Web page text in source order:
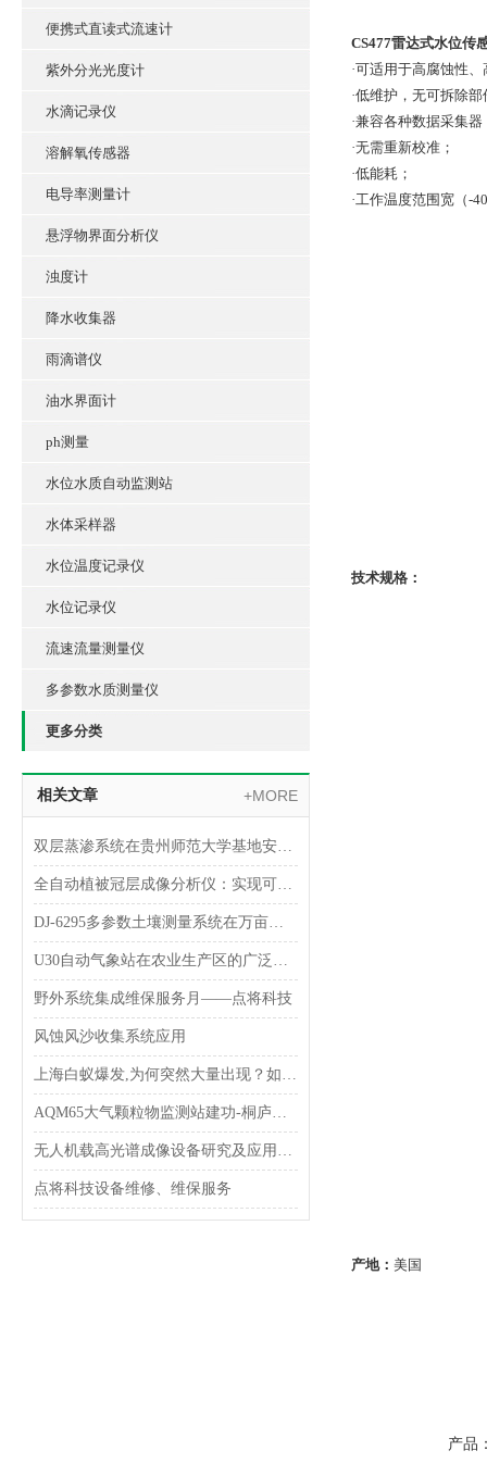
便携式直读式流速计
紫外分光光度计
水滴记录仪
溶解氧传感器
电导率测量计
悬浮物界面分析仪
浊度计
降水收集器
雨滴谱仪
油水界面计
ph测量
水位水质自动监测站
水体采样器
水位温度记录仪
水位记录仪
流速流量测量仪
多参数水质测量仪
更多分类
相关文章 +MORE
双层蒸渗系统在贵州师范大学基地安装完成
全自动植被冠层成像分析仪：实现可持续发展的关键工具
DJ-6295多参数土壤测量系统在万亩人工“草海”的应用
U30自动气象站在农业生产区的广泛应用
野外系统集成维保服务月——点将科技
风蚀风沙收集系统应用
上海白蚁爆发,为何突然大量出现？如何消杀？
AQM65大气颗粒物监测站建功-桐庐实现乡村PM2.5监测全覆盖
无人机载高光谱成像设备研究及应用进展
点将科技设备维修、维保服务
CS477雷达式水位传
·可适用于高腐蚀性
·低维护，无可拆除
·兼容各种数据采集器
·无需重新校准；
·低能耗；
·工作温度范围宽（-
技术规格：
产地： 美国
产品